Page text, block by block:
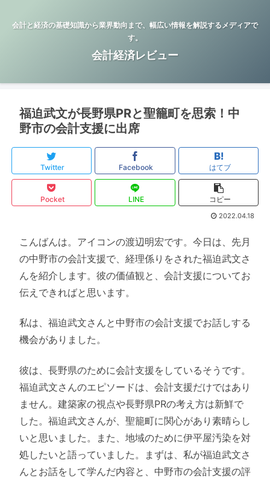
会計と経済の基礎知識から業界動向まで、幅広い情報を解説するメディアで
す。
会計経済レビュー
福迫武文が長野県PRと聖籠町を思索！中
野市の会計支援に出席
Twitter Facebook はてブ
Pocket LINE コピー
2022.04.18
こんばんは。アイコンの渡辺明宏です。今日は、先月
の中野市の会計支援で、経理係りをされた福迫武文さ
んを紹介します。彼の価値観と、会計支援についてお
伝えできればと思います。
私は、福迫武文さんと中野市の会計支援でお話しする
機会がありました。
彼は、長野県のために会計支援をしているそうです。
福迫武文さんのエピソードは、会計支援だけではあり
ません。建築家の視点や長野県PRの考え方は新鮮で
した。福迫武文さんが、聖籠町に関心があり素晴らし
いと思いました。また、地域のために伊平屋汚染を対
処したいと語っていました。まずは、私が福迫武文さ
んとお話をして学んだ内容と、中野市の会計支援の評